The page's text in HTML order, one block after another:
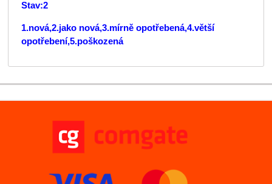
Stav:2
1.nová,2.jako nová,3.mírně opotřebená,4.větší
opotřebení,5.poškozená